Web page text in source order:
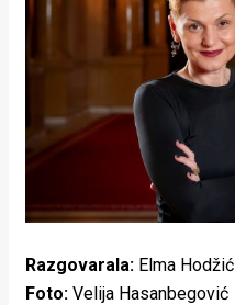
Lifestyle
Fashion
Zdravlje
Život
Razgovarala: Elma Hodžić
Foto: Velija Hasanbegović